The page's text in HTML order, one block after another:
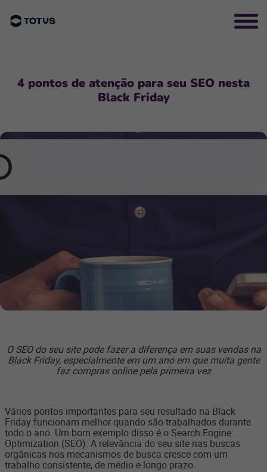
4 pontos de atenção para seu SEO nesta
Black Friday
O SEO do seu site pode fazer a diferença em suas vendas na
Black Friday, especialmente em um ano em que muita gente
faz compras online pela primeira vez
Vários pontos importantes para seu resultado na Black
Friday funcionam melhor quando são trabalhados durante
todo o ano. Um bom exemplo disso é o Search Engine
Optimization (SEO). A relevância do seu site nas buscas
orgânicas nos mecanismos de busca cresce com um
trabalho consistente, de médio e longo prazo.